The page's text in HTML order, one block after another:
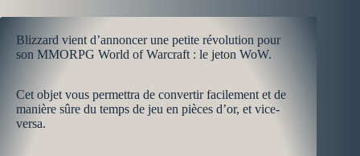
Blizzard vient d’annoncer une petite révolution pour
son MMORPG World of Warcraft : le jeton WoW.
Cet objet vous permettra de convertir facilement et de
manière sûre du temps de jeu en pièces d’or, et vice-
versa.